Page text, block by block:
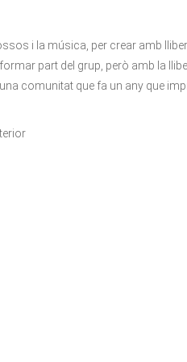
i la música, per crear amb
part del grup, però amb la
comunitat que fa un any que